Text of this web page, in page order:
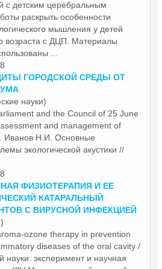
с детским церебральным
раскрыть особенности
мышления у детей
возраста с ДЦП. Материалы
...
ГОРОДСКОЙ СРЕДЫ ОТ
науки)
and the Council of 25 June
and management of
Иванов Н.И. Основные
экологической акустики //
ФИЗИОТЕРАПИЯ И ЕЕ
КАТАРАЛЬНЫЙ
С ВИРУСНОЙ ИНФЕКЦИЕЙ
ozone therapy in prevention
diseases of the oral cavity /
науки: эксперимент и научная